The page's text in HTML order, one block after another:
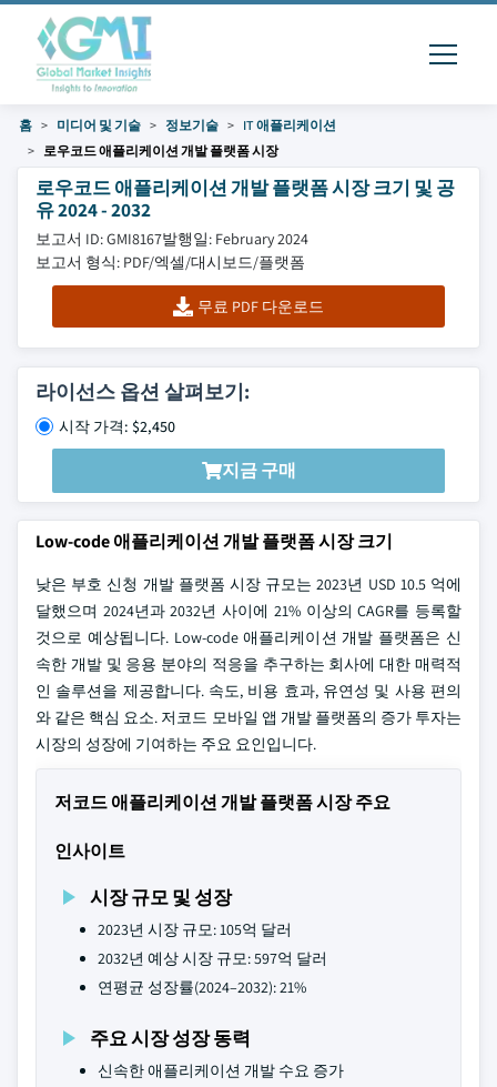
홈 미디어 및 기술 정보기술
IT 애플리케이션
로우코드 애플리케이션 개발 플랫폼 시장
로우코드 애플리케이션 개발 플랫폼 시장 크기 및 공
유 2024 - 2032
보고서 ID: GMI8167발행일: February 2024
보고서 형식: PDF/엑셀/대시보드/플랫폼
무료 PDF 다운로드
라이선스 옵션 살펴보기:
시작 가격: $2,450
지금 구매
Low-code 애플리케이션 개발 플랫폼 시장 크기
낮은 부호 신청 개발 플랫폼 시장 규모는 2023년 USD 10.5 억에
달했으며 2024년과 2032년 사이에 21% 이상의 CAGR를 등록할
것으로 예상됩니다. Low-code 애플리케이션 개발 플랫폼은 신
속한 개발 및 응용 분야의 적응을 추구하는 회사에 대한 매력적
인 솔루션을 제공합니다. 속도, 비용 효과, 유연성 및 사용 편의
와 같은 핵심 요소. 저코드 모바일 앱 개발 플랫폼의 증가 투자는
시장의 성장에 기여하는 주요 요인입니다.
저코드 애플리케이션 개발 플랫폼 시장 주요
인사이트
시장 규모 및 성장
2023년 시장 규모: 105억 달러
2032년 예상 시장 규모: 597억 달러
연평균 성장률(2024–2032): 21%
주요 시장 성장 동력
신속한 애플리케이션 개발 수요 증가